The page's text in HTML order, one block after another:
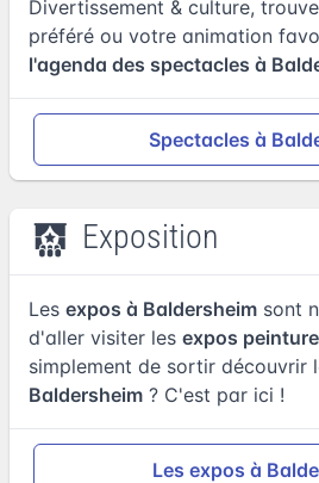
Divertissement & culture,
préféré ou votre animation
l'agenda des spectacles à
Spectacles à
Exposition
Les expos à Baldersheim sont
d'aller visiter les expos peinture
simplement de sortir découvrir
Baldersheim ? C'est par ici !
Les expos à